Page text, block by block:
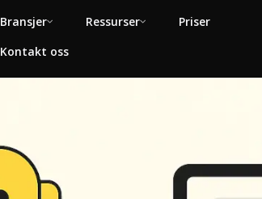
Bransjer Ressurser
Priser
Kontakt oss